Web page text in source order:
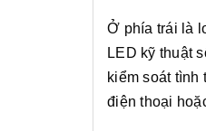
Ở phía trái là
LED kỹ thuật
kiểm soát
điện thoại